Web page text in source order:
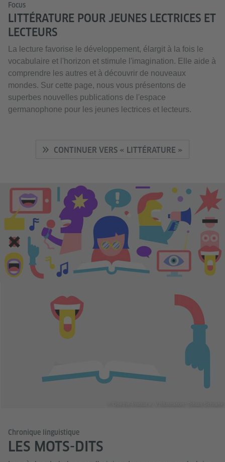
Focus
LITTÉRATURE POUR JEUNES LECTRICES ET
LECTEURS
La lecture favorise le développement, élargit à la fois le
vocabulaire et l'horizon et stimule l'imagination. Elle aide à
comprendre les autres et à découvrir de nouveaux
mondes. Sur cette page, nous vous présentons de
superbes nouvelles publications de l'espace
germanophone pour les jeunes lectrices et lecteurs.
CONTINUER VERS « LITTÉRATURE »
Chronique linguistique
LES MOTS-DITS